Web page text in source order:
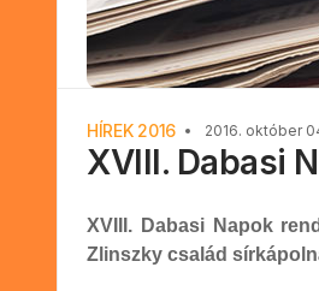
HÍREK 2016 2016. október
XVIII. Dabasi
XVIII. Dabasi Napok
Zlinszky család